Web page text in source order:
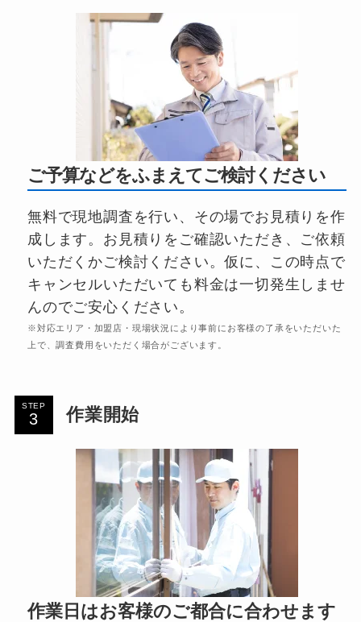
ご予算などをふまえてご検討ください
無料で現地調査を行い、その場でお見積りを作
成します。お見積りをご確認いただき、ご依頼
いただくかご検討ください。仮に、この時点で
キャンセルいただいても料金は一切発生しませ
んのでご安心ください。
※対応エリア・加盟店・現場状況により事前にお客様の了承をいただいた
上で、調査費用をいただく場合がございます。
STEP 作業開始
作業日はお客様のご都合に合わせます